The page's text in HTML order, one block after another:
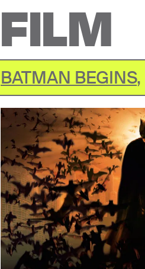
FILM
BATMAN BEGINS,